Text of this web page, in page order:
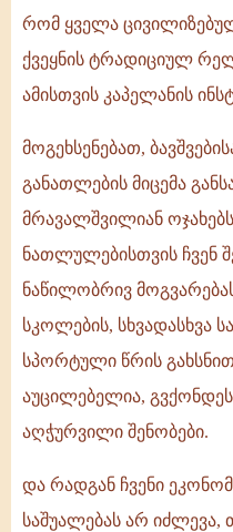
რომ ყველა
ქვეყნის ტრადიციულ
ამისთვის კაპელანის
მოგეხსენებათ,
განათლების მიცემა
მრავალშვილიან
ნათლულებისთვის ჩვენ
ნაწილობრივ
სკოლების, სხვადასხვა
სპორტული წრის
აუცილებელია, გვქონდეს
აღჭურვილი შენობები.
და რადგან ჩვენი
საშუალებას არ იძლევა,